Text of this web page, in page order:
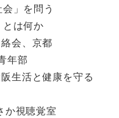
」を問う
は何か
会、京都
年部
生活と健康を守る
か視聴覚室